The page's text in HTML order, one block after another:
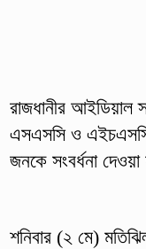
রাজধানীর
এসএসসি ও
জনকে সংবর্ধনা
শনিবার (২ মে)